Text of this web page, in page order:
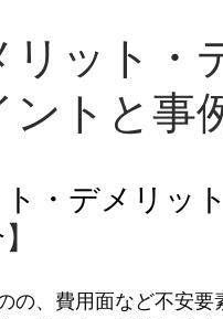
ット・
ントと事
・デメリッ
】
、費用面など不安要